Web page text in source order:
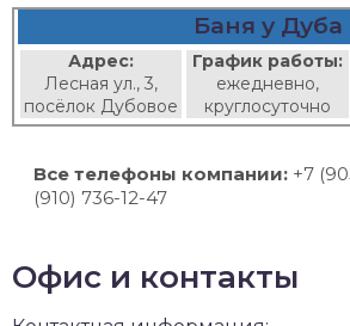
Баня у Дуба
Адрес:
Лесная ул., 3,
посёлок Дубовое
График работы:
ежедневно,
круглосуточно
Все телефоны компании: +7
(910) 736-12-47
Офис и контакты